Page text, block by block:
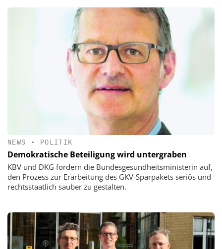
NEWS • POLITIK
Demokratische Beteiligung wird untergraben
KBV und DKG fordern die Bundesgesundheitsministerin auf,
den Prozess zur Erarbeitung des GKV-Sparpakets seriös und
rechtsstaatlich sauber zu gestalten.